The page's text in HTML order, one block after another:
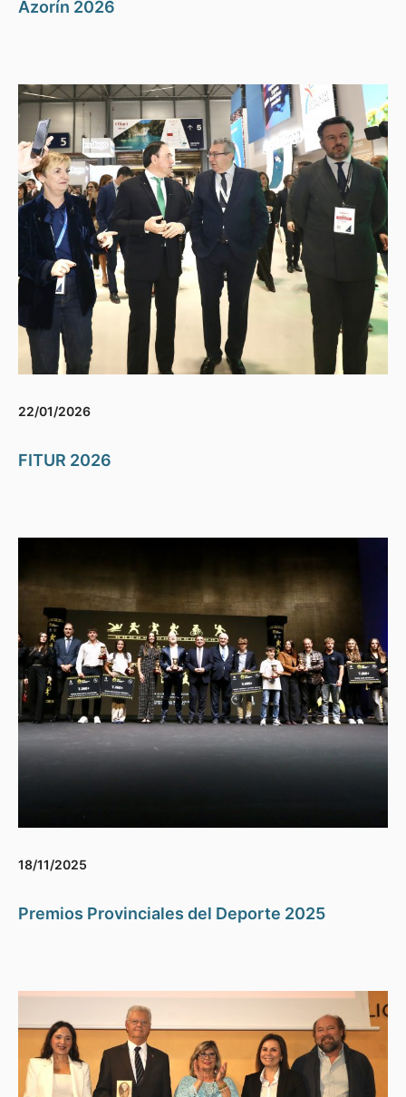
Azorín 2026
22/01/2026
FITUR 2026
18/11/2025
Premios Provinciales del Deporte 2025